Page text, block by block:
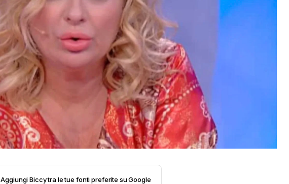
Aggiungi Biccy tra le tue fonti preferite su Google